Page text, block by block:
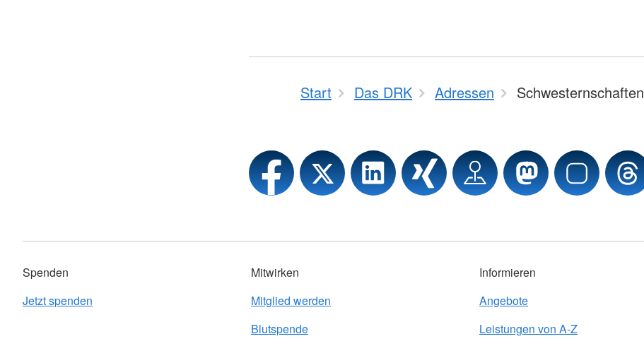
Start Das DRK Adressen Schwesternschaften
Spenden
Jetzt spenden
Mitwirken
Mitglied werden
Blutspende
Informieren
Angebote
Leistungen von A-Z